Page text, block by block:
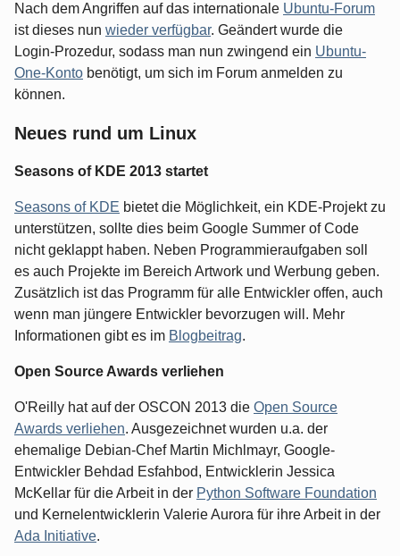
Nach dem Angriffen auf das internationale Ubuntu-Forum
ist dieses nun wieder verfügbar. Geändert wurde die
Login-Prozedur, sodass man nun zwingend ein Ubuntu-
One-Konto benötigt, um sich im Forum anmelden zu
können.
Neues rund um Linux
Seasons of KDE 2013 startet
Seasons of KDE bietet die Möglichkeit, ein KDE-Projekt zu
unterstützen, sollte dies beim Google Summer of Code
nicht geklappt haben. Neben Programmieraufgaben soll
es auch Projekte im Bereich Artwork und Werbung geben.
Zusätzlich ist das Programm für alle Entwickler offen, auch
wenn man jüngere Entwickler bevorzugen will. Mehr
Informationen gibt es im Blogbeitrag.
Open Source Awards verliehen
O'Reilly hat auf der OSCON 2013 die Open Source
Awards verliehen. Ausgezeichnet wurden u.a. der
ehemalige Debian-Chef Martin Michlmayr, Google-
Entwickler Behdad Esfahbod, Entwicklerin Jessica
McKellar für die Arbeit in der Python Software Foundation
und Kernelentwicklerin Valerie Aurora für ihre Arbeit in der
Ada Initiative.